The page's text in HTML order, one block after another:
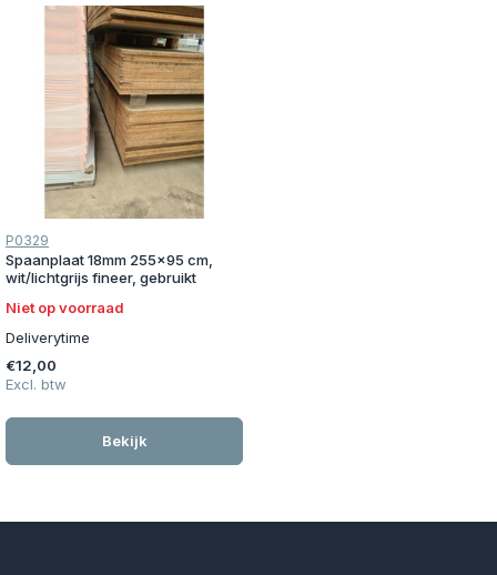
P0329
Spaanplaat 18mm 255x95 cm,
wit/lichtgrijs fineer, gebruikt
Niet op voorraad
Deliverytime
€12,00
Excl. btw
Bekijk